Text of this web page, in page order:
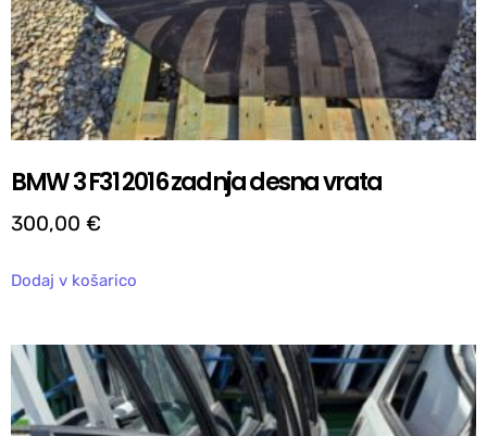
BMW 3 F31 2016 zadnja desna vrata
300,00 €
Dodaj v košarico